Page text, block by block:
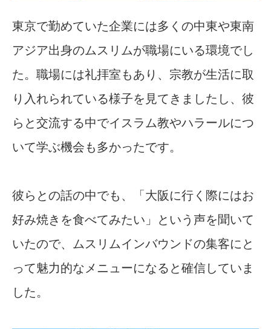
東京で勤めていた企業には多くの中東や東南
アジア出身のムスリムが職場にいる環境でし
た。職場には礼拝室もあり、宗教が生活に取
り入れられている様子を見てきましたし、彼
らと交流する中でイスラム教やハラールにつ
いて学ぶ機会も多かったです。
彼らとの話の中でも、「大阪に行く際にはお
好み焼きを食べてみたい」という声を聞いて
いたので、ムスリムインバウンドの集客にと
って魅力的なメニューになると確信していま
した。